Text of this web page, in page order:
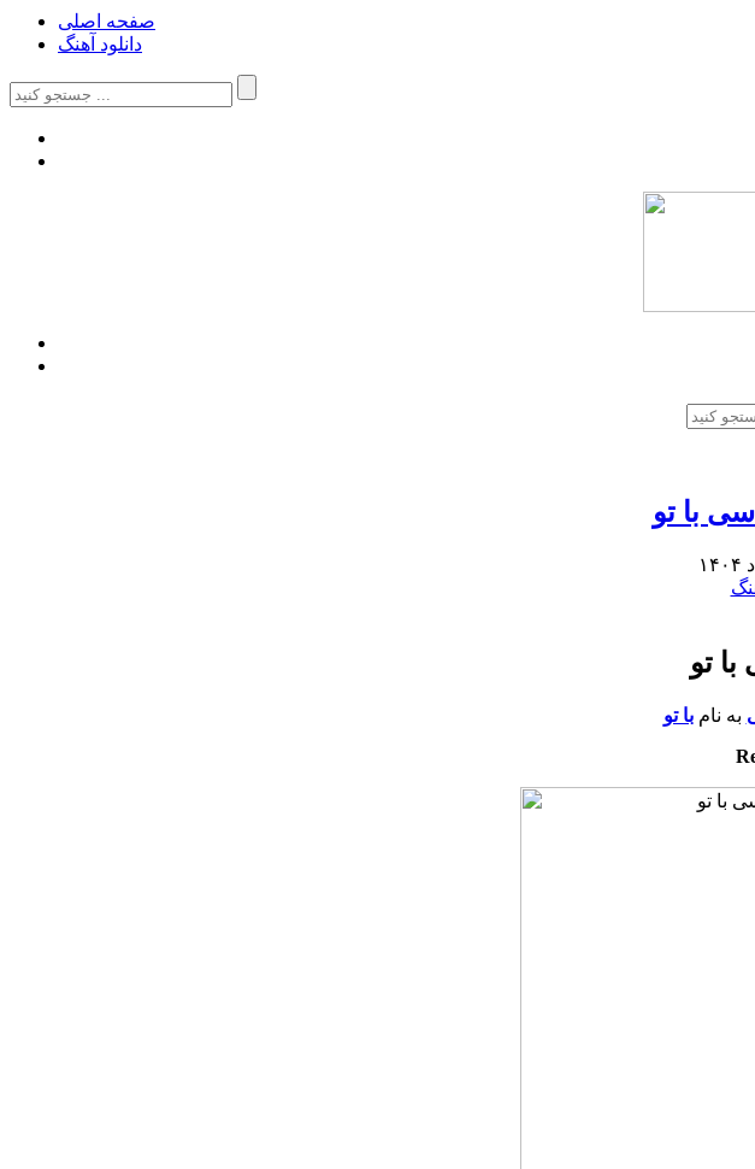
صفحه اصلی
دانلود آهنگ
با تو
تو
به نامبا تو